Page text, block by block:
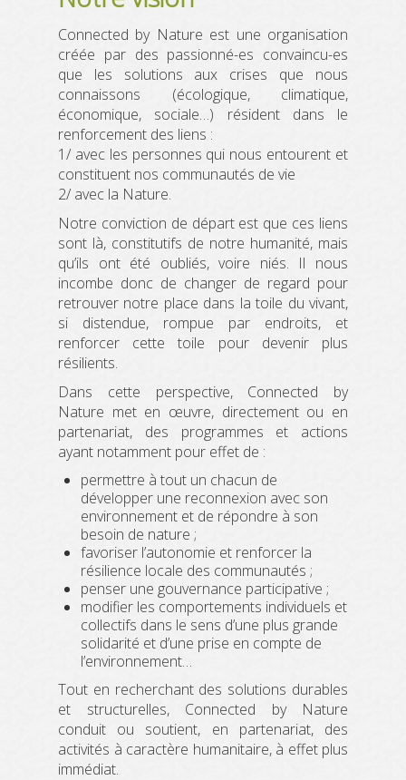
QUI SOMMES-NOUS ?
NOS ACTIONS
BLOG
RESSOURCES
CONTACT
Connected by Nature est une organisation
créée par des passionné-es convaincu-es
que les solutions aux crises que nous
connaissons (écologique, climatique,
économique, sociale…) résident dans le
renforcement des liens :
1/ avec les personnes qui nous entourent et
constituent nos communautés de vie
2/ avec la Nature.
Notre conviction de départ est que ces liens
sont là, constitutifs de notre humanité, mais
qu’ils ont été oubliés, voire niés. Il nous
incombe donc de changer de regard pour
retrouver notre place dans la toile du vivant,
si distendue, rompue par endroits, et
renforcer cette toile pour devenir plus
résilients.
Dans cette perspective, Connected by
Nature met en œuvre, directement ou en
partenariat, des programmes et actions
ayant notamment pour effet de :
permettre à tout un chacun de
développer une reconnexion avec son
environnement et de répondre à son
besoin de nature ;
favoriser l’autonomie et renforcer la
résilience locale des communautés ;
penser une gouvernance participative ;
modifier les comportements individuels et
collectifs dans le sens d’une plus grande
solidarité et d’une prise en compte de
l’environnement…
Tout en recherchant des solutions durables
et structurelles, Connected by Nature
conduit ou soutient, en partenariat, des
activités à caractère humanitaire, à effet plus
immédiat.